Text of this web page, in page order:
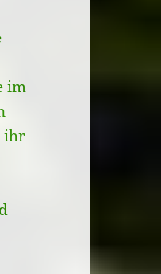
im
ihr